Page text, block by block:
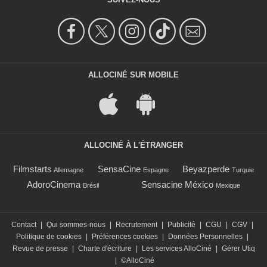
ALLOCINÉ SUR MOBILE
ALLOCINÉ À L'ÉTRANGER
Filmstarts Allemagne SensaCine Espagne Beyazperde Turquie
AdoroCinema Brésil Sensacine México Mexique
Contact Qui sommes-nous Recrutement Publicité CGU CGV
Politique de cookies
Préférences cookies Données Personnelles
Revue de presse
Charte d'écriture Les services AlloCiné
Gérer Utiq
©AlloCiné